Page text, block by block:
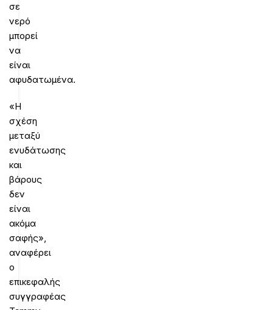
σε
νερό
μπορεί
να
είναι
αφυδατωμένα.
«Η
σχέση
μεταξύ
ενυδάτωσης
και
βάρους
δεν
είναι
ακόμα
σαφής»,
αναφέρει
ο
επικεφαλής
συγγραφέας